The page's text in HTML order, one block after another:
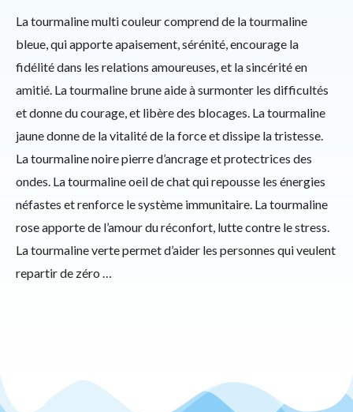
La tourmaline multi couleur comprend de la tourmaline
bleue, qui apporte apaisement, sérénité, encourage la
fidélité dans les relations amoureuses, et la sincérité en
amitié. La tourmaline brune aide à surmonter les difficultés
et donne du courage, et libère des blocages. La tourmaline
jaune donne de la vitalité de la force et dissipe la tristesse.
La tourmaline noire pierre d’ancrage et protectrices des
ondes. La tourmaline oeil de chat qui repousse les énergies
néfastes et renforce le système immunitaire. La tourmaline
rose apporte de l’amour du réconfort, lutte contre le stress.
La tourmaline verte permet d’aider les personnes qui veulent
repartir de zéro …